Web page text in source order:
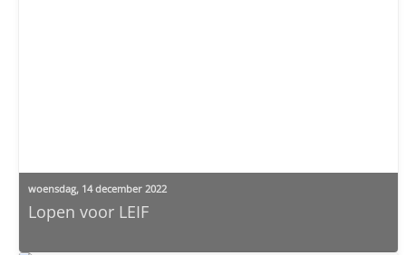
woensdag, 14 december 2022
Lopen voor LEIF